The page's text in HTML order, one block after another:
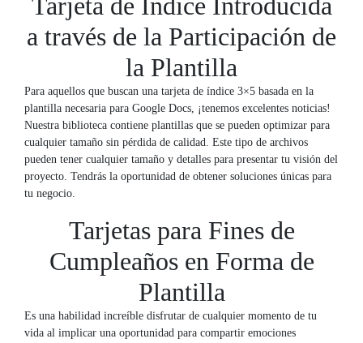
a través de la Participación de
la Plantilla
Para aquellos que buscan una tarjeta de índice 3×5 basada en la
plantilla necesaria para Google Docs, ¡tenemos excelentes noticias!
Nuestra biblioteca contiene plantillas que se pueden optimizar para
cualquier tamaño sin pérdida de calidad. Este tipo de archivos
pueden tener cualquier tamaño y detalles para presentar tu visión del
proyecto. Tendrás la oportunidad de obtener soluciones únicas para
tu negocio.
Tarjetas para Fines de
Cumpleaños en Forma de
Plantilla
Es una habilidad increíble disfrutar de cualquier momento de tu
vida al implicar una oportunidad para compartir emociones